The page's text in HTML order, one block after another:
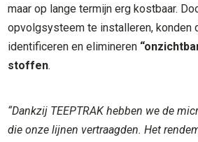
maar op lange termijn erg kostbaar.
opvolgsysteem te installeren, konden
identificeren en elimineren
stoffen.
“Dankzij TEEPTRAK hebben we de
die onze lijnen vertraagden. Het